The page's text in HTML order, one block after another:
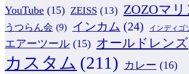
YouTube (15) ZEISS (13) ZOZOマリ
うつらん会 (9) インカム (24) インディゴ
エアーツール (15) オールドレンズ
カスタム (211) カレー (16)